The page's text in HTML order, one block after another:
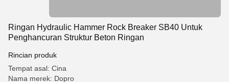
Ringan Hydraulic Hammer Rock Breaker SB40 Untuk
Penghancuran Struktur Beton Ringan
Rincian produk
Tempat asal: Cina
Nama merek: Dopro